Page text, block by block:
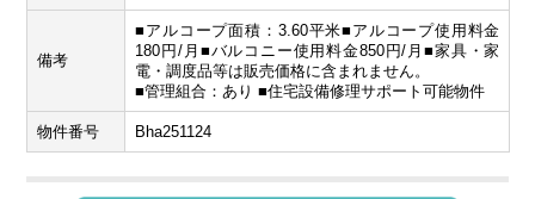
備考
■アルコープ面積：3.60平米■アルコープ使用料金
180円/月■バルコニー使用料金850円/月■家具・家
電・調度品等は販売価格に含まれません。
■管理組合：あり ■住宅設備修理サポート可能物件
物件番号 Bha251124